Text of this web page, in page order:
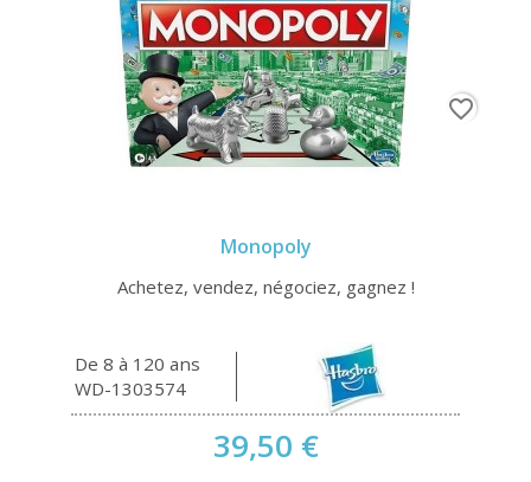
Monopoly
Achetez, vendez, négociez, gagnez !
De 8 à 120 ans
WD-1303574
39,50 €
favorite_border